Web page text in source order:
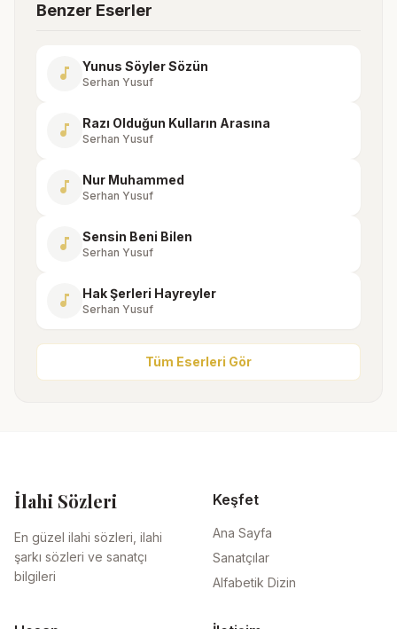
Benzer Eserler
music_note Yunus Söyler Sözün
Serhan Yusuf
music_note Razı Olduğun Kulların Arasına
Serhan Yusuf
music_note Nur Muhammed
Serhan Yusuf
music_note Sensin Beni Bilen
Serhan Yusuf
music_note Hak Şerleri Hayreyler
Serhan Yusuf
Tüm Eserleri Gör
İlahi Sözleri
En güzel ilahi sözleri, ilahi
şarkı sözleri ve sanatçı
bilgileri
Keşfet
Ana Sayfa
Sanatçılar
Alfabetik Dizin